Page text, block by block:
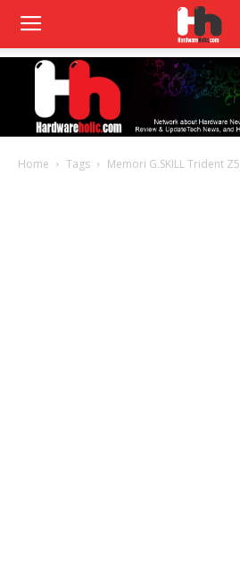
Home Tags Memori G.SKILL Trident Z5